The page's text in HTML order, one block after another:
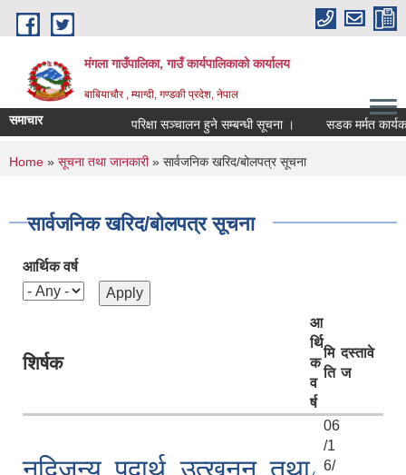
Skip to main content
मंगला गाउँपालिका, गाउँ कार्यपालिकाको कार्यालय
बाबियाचौर , म्याग्दी, गण्डकी प्रदेश, नेपाल
समाचार परिक्षा सञ्चालन हुने सम्बन्धी सूचना । सडक मर्मत
You are here
Home » सूचना तथा जानकारी» सार्वजनिक खरिद/बोलपत्र सूचना
सार्वजनिक खरिद/बोलपत्र सूचना
आर्थिक वर्ष
शिर्षक
आ
र्थि
क
व
र्ष
मि
ति
दस्तावे
ज
06
/1
6/